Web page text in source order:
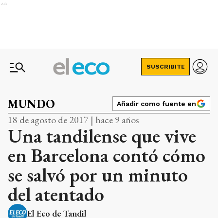
Ads
SUSCRIBITE
MUNDO Añadir como fuente en
18 de agosto de 2017 | hace 9 años
Una tandilense que vive
en Barcelona contó cómo
se salvó por un minuto
del atentado
El Eco de Tandil